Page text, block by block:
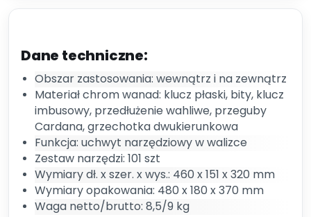
Dane techniczne:
Obszar zastosowania: wewnątrz i na zewnątrz
Materiał chrom wanad: klucz płaski, bity, klucz
imbusowy, przedłużenie wahliwe, przeguby
Cardana, grzechotka dwukierunkowa
Funkcja: uchwyt narzędziowy w walizce
Zestaw narzędzi: 101 szt
Wymiary dł. x szer. x wys.: 460 x 151 x 320 mm
Wymiary opakowania: 480 x 180 x 370 mm
Waga netto/brutto: 8,5/9 kg